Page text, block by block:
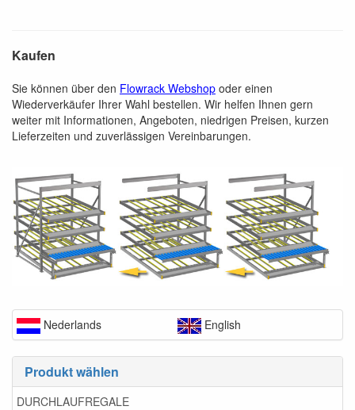
Nederlands English
Produkt wählen
DURCHLAUFREGALE
Kaufen
Sie können über den Flowrack Webshop oder einen
Wiederverkäufer Ihrer Wahl bestellen. Wir helfen Ihnen gern
weiter mit Informationen, Angeboten, niedrigen Preisen, kurzen
Lieferzeiten und zuverlässigen Vereinbarungen.